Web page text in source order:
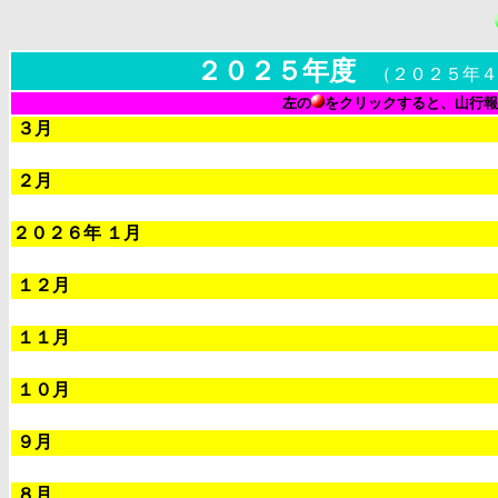
２０２５年度 （２０２５年
左の をクリックすると、山行
３月
２月
２０２６年 １月
１２月
１１月
１０月
９月
８月